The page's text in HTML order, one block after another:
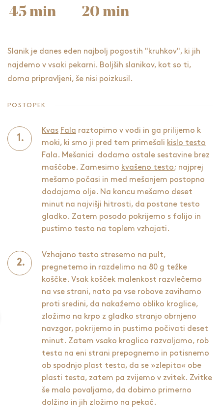
45 min 20 min
Slanik je danes eden najbolj pogostih "kruhkov", ki jih
najdemo v vsaki pekarni. Boljših slanikov, kot so ti,
doma pripravljeni, še nisi poizkusil.
POSTOPEK
Kvas Fala raztopimo v vodi in ga prilijemo k
moki, ki smo ji pred tem primešali kislo testo
Fala. Mešanici dodamo ostale sestavine brez
maščobe. Zamesimo kvašeno testo; najprej
mešamo počasi in med mešanjem postopno
dodajamo olje. Na koncu mešamo deset
minut na najvišji hitrosti, da postane testo
gladko. Zatem posodo pokrijemo s folijo in
pustimo testo na toplem vzhajati.
Vzhajano testo stresemo na pult,
pregnetemo in razdelimo na 80 g težke
koščke. Vsak košček malenkost razvlečemo
na vse strani, nato pa vse robove zavihamo
proti sredini, da nakažemo obliko kroglice,
zložimo na krpo z gladko stranjo obrnjeno
navzgor, pokrijemo in pustimo počivati deset
minut. Zatem vsako kroglico razvaljamo, rob
testa na eni strani prepognemo in potisnemo
ob spodnjo plast testa, da se »zlepita« obe
plasti testa, zatem pa zvijemo v zvitek. Zvitke
še malo povaljamo, da dobimo primerno
dolžino in jih zložimo na pekač.